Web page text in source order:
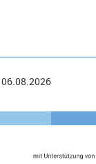
06.08.2026